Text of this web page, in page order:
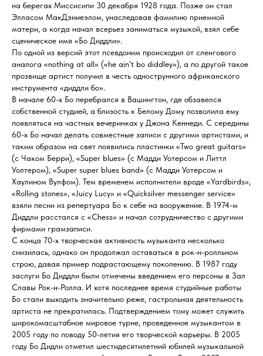
на берегах Миссисипи 30 декабря 1928 года. Позже он стал
Элласом МакДэниеэлом, унаследовав фамилию приемной
матери, а когда начал всерьез заниматься музыкой, взял себе
сценическое имя «Бо Диддли».
По одной из версий этот псевдоним происходил от сленгового
аналога «nothing at all» («he ain’t bo diddley»), а по другой такое
прозвище артист получил в честь однострунного африканского
инструмента «диддли бо».
В начале 60-х Бо перебрался в Вашингтон, где обзавелся
собственной студией, а близость к Белому Дому позволила ему
появляться на частных вечеринках у Джона Кеннеди. С середины
60-х Бо начал делать совместные записи с другими артистами, и
таким образом на свет появились пластинки «Two great guitars»
(с Чаком Берри), «Super blues» (с Мадди Уотерсом и Литтл
Уолтером), «Super super blues band» (с Мадди Уотерсом и
Хаулином Вулфом). Тем временем исполнители вроде «Yardbirds»,
«Rolling stones», «Juicy Lucy» и «Quicksilver messenger service»
взяли песни из репертуара Бо к себе на вооружение. В 1974-м
Диддли расстался с «Chess» и начал сотрудничество с другими
фирмами грамзаписи.
С конца 70-х творческая активность музыканта несколько
снизилась, однако он продолжал оставаться в рок-н-ролльном
строю, давая пример подрастающему поколению. В 1987 году
заслуги Бо Диддли были отмечены введением его персоны в Зал
Славы Рок-н-Ролла. И хотя последнее время студийные работы
Бо стали выходить значительно реже, гастрольная деятельность
артиста не прекратилась. Подтверждением тому может служить
широкомасштабное мировое турне, проведенное музыкантом в
2005 году по поводу 50-летия его творческой карьеры. В 2005
году Бо Дидли отметил шестидесятилетний юбилей музыкальной